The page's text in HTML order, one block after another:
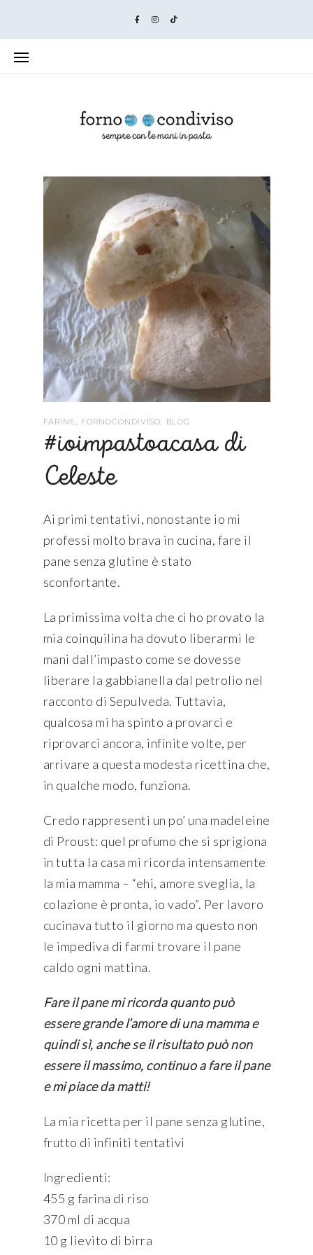
FARINE FORNOCONDIVISO BLOG
#ioimpastoacasa di
Celeste
Ai primi tentativi, nonostante io mi
professi molto brava in cucina, fare il
pane senza glutine è stato
sconfortante.
La primissima volta che ci ho provato la
mia coinquilina ha dovuto liberarmi le
mani dall’impasto come se dovesse
liberare la gabbianella dal petrolio nel
racconto di Sepulveda. Tuttavia,
qualcosa mi ha spinto a provarci e
riprovarci ancora, infinite volte, per
arrivare a questa modesta ricettina che,
in qualche modo, funziona.
Credo rappresenti un po’ una madeleine
di Proust: quel profumo che si sprigiona
in tutta la casa mi ricorda intensamente
la mia mamma – “ehi, amore sveglia, la
colazione è pronta, io vado”. Per lavoro
cucinava tutto il giorno ma questo non
le impediva di farmi trovare il pane
caldo ogni mattina.
Fare il pane mi ricorda quanto può
essere grande l’amore di una mamma e
quindi sì, anche se il risultato può non
essere il massimo, continuo a fare il pane
e mi piace da matti!
La mia ricetta per il pane senza glutine,
frutto di infiniti tentativi
Ingredienti:
455 g farina di riso
370 ml di acqua
10 g lievito di birra